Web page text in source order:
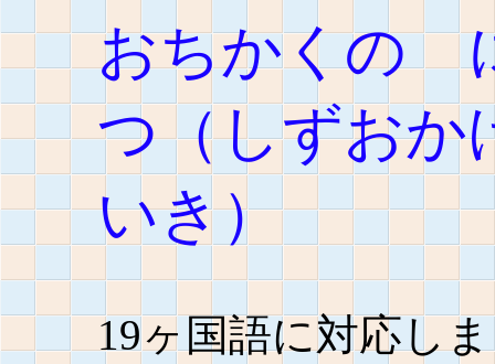
おちかくの
つ（しずお
いき）
19ヶ国語に対応 し